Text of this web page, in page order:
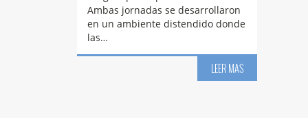
Ambas jornadas se desarrollaron
en un ambiente distendido donde
las…
LEER MAS